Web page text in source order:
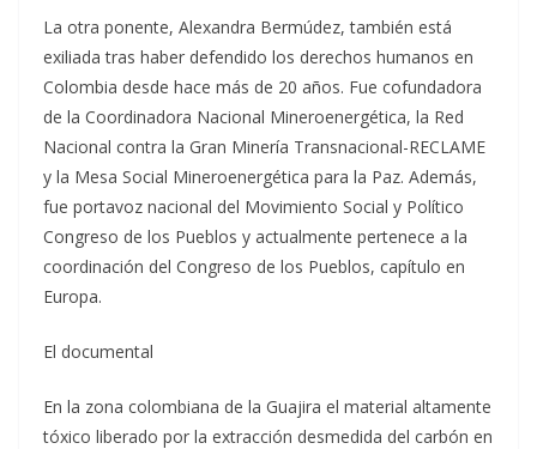
La otra ponente, Alexandra Bermúdez, también está
exiliada tras haber defendido los derechos humanos en
Colombia desde hace más de 20 años. Fue cofundadora
de la Coordinadora Nacional Mineroenergética, la Red
Nacional contra la Gran Minería Transnacional-RECLAME
y la Mesa Social Mineroenergética para la Paz. Además,
fue portavoz nacional del Movimiento Social y Político
Congreso de los Pueblos y actualmente pertenece a la
coordinación del Congreso de los Pueblos, capítulo en
Europa.
El documental
En la zona colombiana de la Guajira el material altamente
tóxico liberado por la extracción desmedida del carbón en